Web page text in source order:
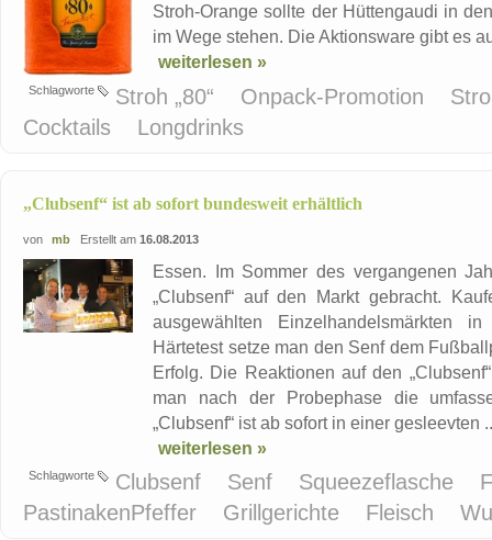
Stroh-Orange sollte der Hüttengaudi in
im Wege stehen. Die Aktionsware gibt es
weiterlesen »
Schlagworte Stroh „80“ Onpack-Promotion
Cocktails
Longdrinks
„Clubsenf“ ist ab sofort bundesweit erhältlich
von mb Erstellt am 16.08.2013
Essen. Im Sommer des vergangenen
„Clubsenf“ auf den Markt gebracht.
ausgewählten Einzelhandelsmärkten
Härtetest setze man den Senf dem
Erfolg. Die Reaktionen auf den
man nach der Probephase die
„Clubsenf“ ist ab sofort in einer gesleevten
weiterlesen »
Schlagworte Clubsenf Senf Squeezeflasche
PastinakenPfeffer
Grillgerichte Fleisch